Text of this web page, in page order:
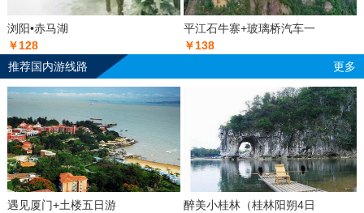
浏阳•赤马湖
￥128
平江石牛寨+玻璃桥汽车一
￥138
推荐国内游线路
更多
遇见厦门+土楼五日游
醉美小桂林（桂林阳朔4日